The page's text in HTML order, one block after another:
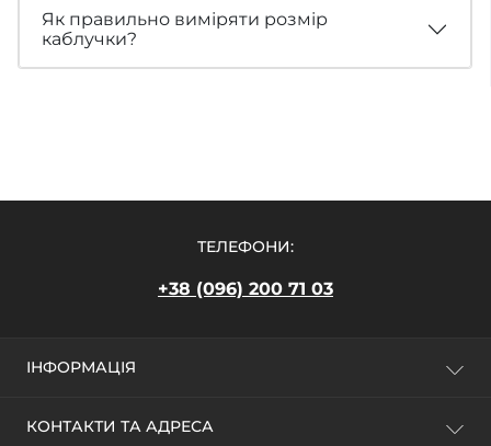
Як правильно виміряти розмір
каблучки?
ТЕЛЕФОНИ:
+38 (096) 200 71 03
ІНФОРМАЦІЯ
Оплата та доставка
КОНТАКТИ ТА АДРЕСА